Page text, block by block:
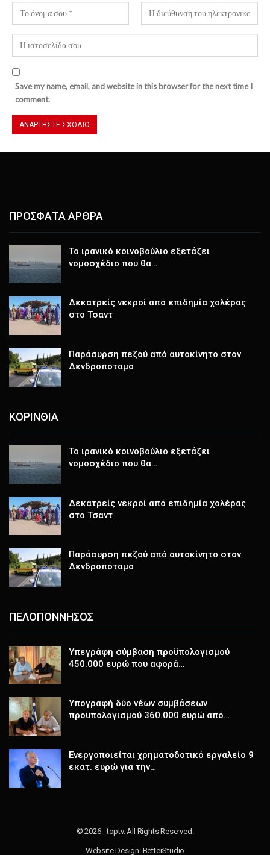
Save my name, email, and website in this browser for the next time I
comment.
ΠΡΟΣΦΑΤΑ ΑΡΘΡΑ
Το ιρανικό κοινοβούλιο εξετάζει
νομοσχέδιο που θα…
Δεκατρείς νεκροί από επιδημία χολέρας
στο Τσαντ
Παράσυρση πεζού από αυτοκίνητο στον
Δενδροπόταμο
ΚΟΡΙΝΘΙΑ
Το ιρανικό κοινοβούλιο εξετάζει
νομοσχέδιο που θα…
Δεκατρείς νεκροί από επιδημία χολέρας
στο Τσαντ
Παράσυρση πεζού από αυτοκίνητο στον
Δενδροπόταμο
ΠΕΛΟΠΟΝΝΗΣΟΣ
Υπεγράφη σύμβαση προϋπολογισμού
450.000 ευρώ που αφορά…
Υπογραφή δύο νέων συμβάσεων
προϋπολογισμού 360.000 ευρώ από…
Ενεργοποιείται χρηματοδοτικό εργαλείο 9
εκατ. ευρώ για την…
© 2026 - toptv. All Rights Reserved.
Website Design: BetterStudio